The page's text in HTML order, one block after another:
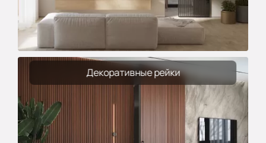
Декоративные рейки